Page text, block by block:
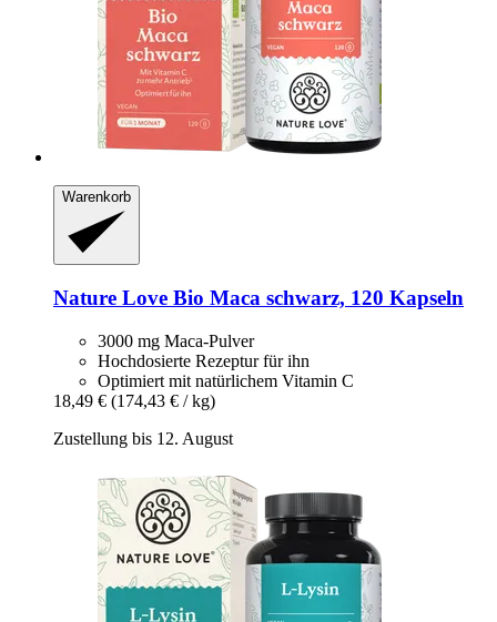
Warenkorb
Nature Love Bio Maca schwarz, 120 Kapseln
3000 mg Maca-Pulver
Hochdosierte Rezeptur für ihn
Optimiert mit natürlichem Vitamin C
18,49 € (174,43 € / kg)
Zustellung bis 12. August